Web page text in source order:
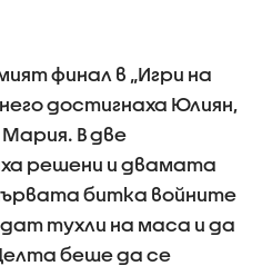
финал в „Игри на
достигнаха Юлиян,
Мария. В две
решени и двамата
битка войните
тухли на маса и да
беше да се